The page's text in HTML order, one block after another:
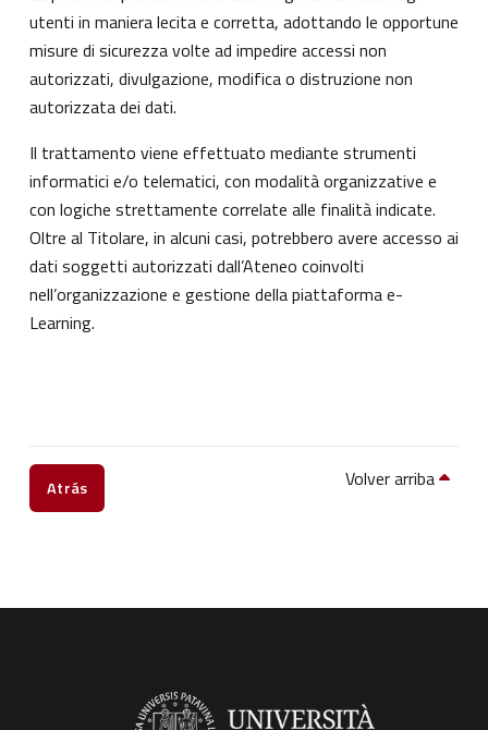
utenti in maniera lecita e corretta, adottando le opportune
misure di sicurezza volte ad impedire accessi non
autorizzati, divulgazione, modifica o distruzione non
autorizzata dei dati.
Il trattamento viene effettuato mediante strumenti
informatici e/o telematici, con modalità organizzative e
con logiche strettamente correlate alle finalità indicate.
Oltre al Titolare, in alcuni casi, potrebbero avere accesso ai
dati soggetti autorizzati dall’Ateneo coinvolti
nell’organizzazione e gestione della piattaforma e-
Learning.
Atrás Volver arriba